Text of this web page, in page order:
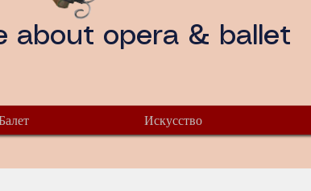
about opera & ballet
Искусство